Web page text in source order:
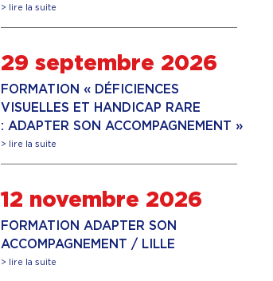
> lire la suite
29 septembre 2026
FORMATION « DÉFICIENCES
VISUELLES ET HANDICAP RARE
: ADAPTER SON ACCOMPAGNEMENT »
> lire la suite
12 novembre 2026
FORMATION ADAPTER SON
ACCOMPAGNEMENT / LILLE
> lire la suite